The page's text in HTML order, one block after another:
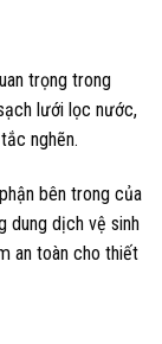
trọng trong
lưới lọc nước,
nghẽn.
bên trong của
dung dịch vệ sinh
an toàn cho thiết